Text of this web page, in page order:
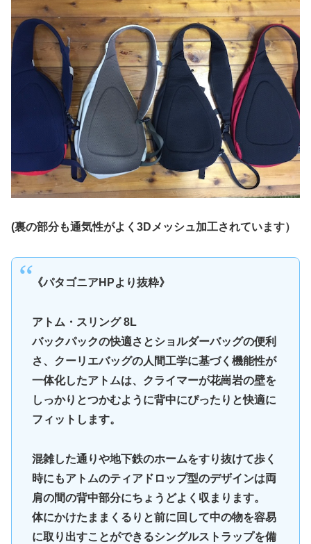
(裏の部分も通気性がよく3Dメッシュ加工されています）
《パタゴニアHPより抜粋》
アトム・スリング 8L
バックパックの快適さとショルダーバッグの便利
さ、クーリエバッグの人間工学に基づく機能性が
一体化したアトムは、クライマーが花崗岩の壁を
しっかりとつかむように背中にぴったりと快適に
フィットします。
混雑した通りや地下鉄のホームをすり抜けて歩く
時にもアトムのティアドロップ型のデザインは両
肩の間の背中部分にちょうどよく収まります。
体にかけたままくるりと前に回して中の物を容易
に取り出すことができるシングルストラップを備